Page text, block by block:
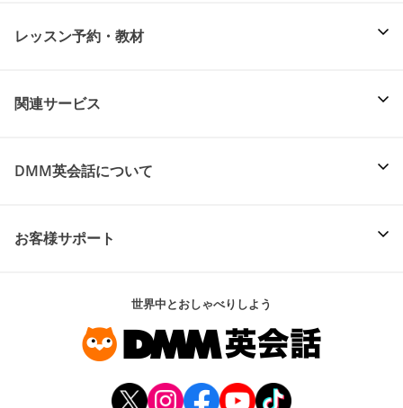
レッスン予約・教材
関連サービス
DMM英会話について
お客様サポート
世界中とおしゃべりしよう